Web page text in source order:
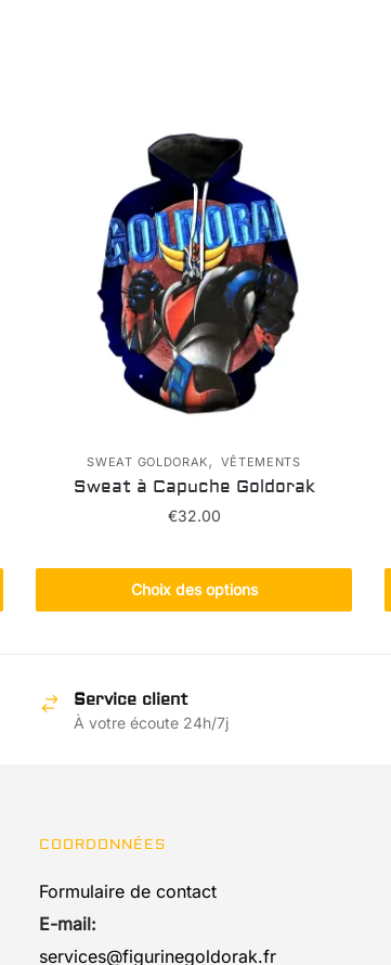
SWEAT GOLDORAK, VÊTEMENTS
Sweat à Capuche Goldorak
€32.00
Choix des options
produit
a
options
page
Service client
À votre écoute 24h/7j
COORDONNÉES
Formulaire de contact
E-mail:
services@figurinegoldorak.fr